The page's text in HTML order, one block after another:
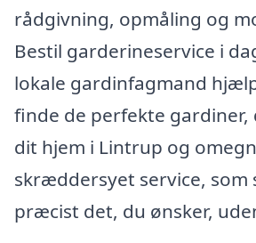
rådgivning, opmåling og
Bestil garderineservice i
lokale gardinfagmand
finde de perfekte
dit hjem i Lintrup og
skræddersyet service, som
præcist det, du ønsker,